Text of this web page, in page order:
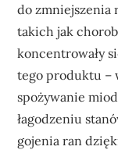
do zmniejszenia
takich jak
koncentrowały
tego produktu –
spożywanie
łagodzeniu
gojenia ran